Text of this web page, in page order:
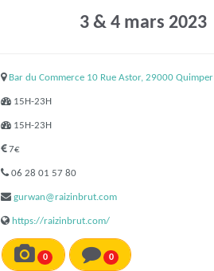
3 & 4 mars 2023
Bar du Commerce 10 Rue Astor, 29000 Quimper
15H-23H
15H-23H
7€
06 28 01 57 80
gurwan@raizinbrut.com
https://raizinbrut.com/
0 0